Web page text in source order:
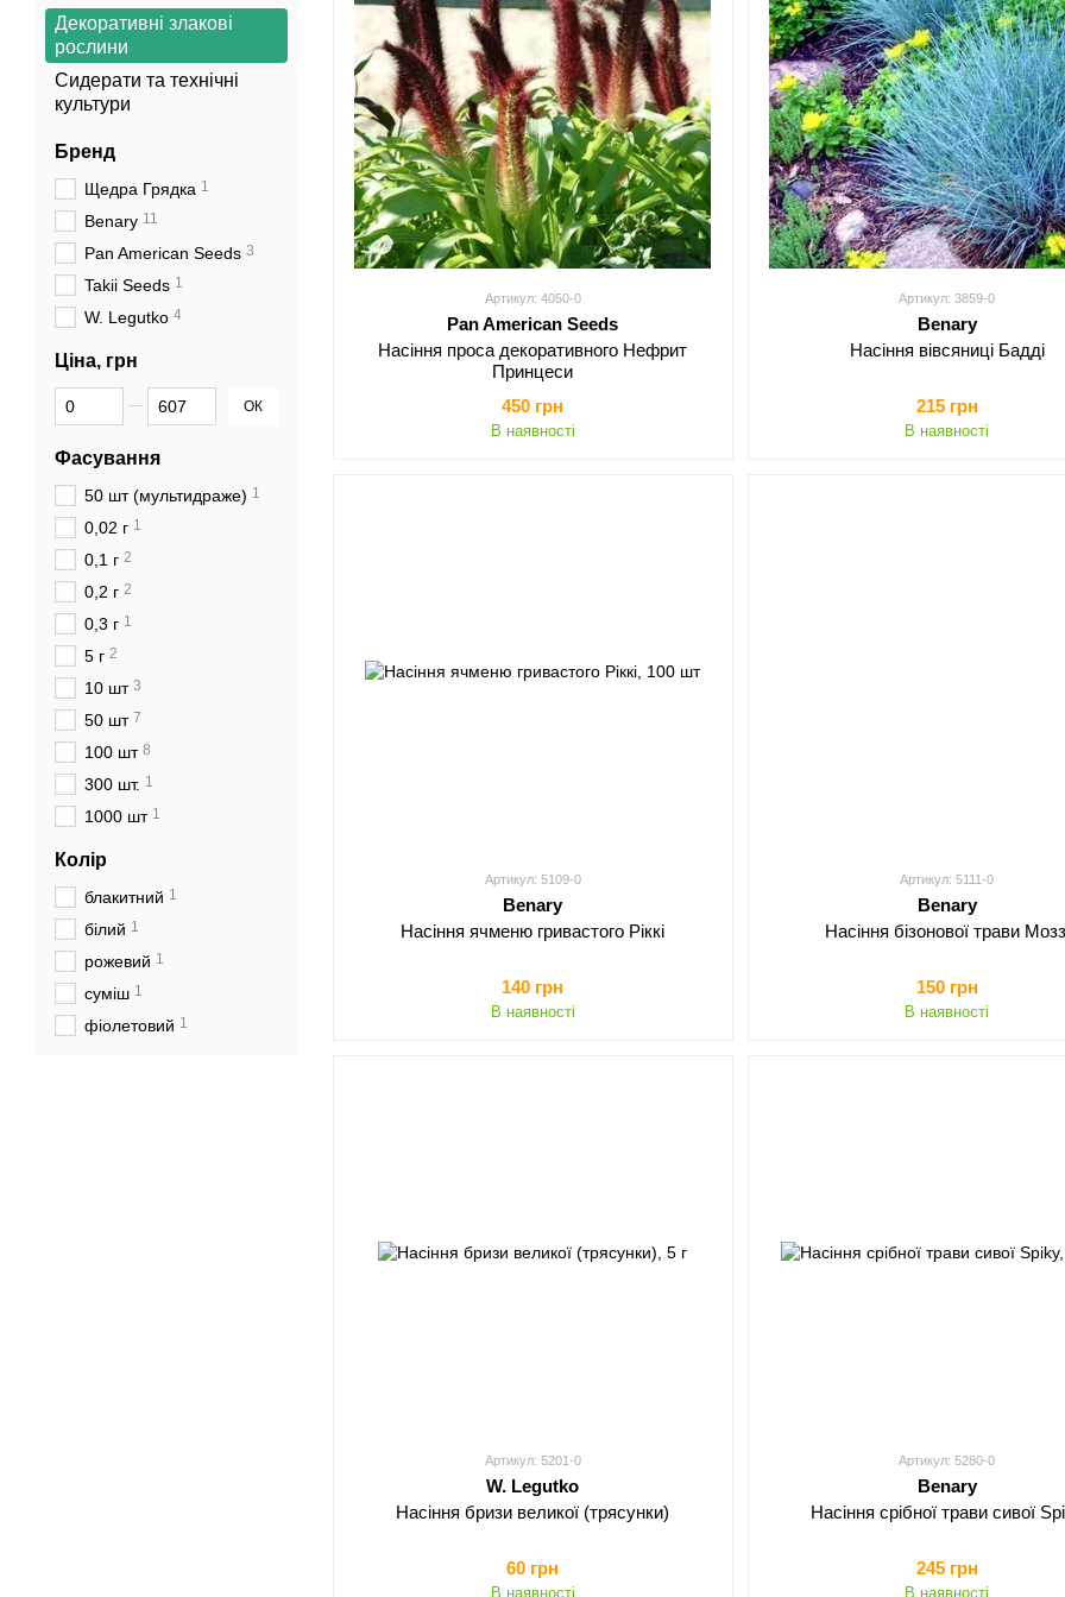
Артикул: 4050-0
Pan American Seeds
Насіння проса декоративного Нефрит
Принцеси
450 грн
В наявності
Артикул: 3859-0
Benary
Насіння вівсяниці Бадді
215 грн
В наявності
Артикул: 5109-0
Benary
Насіння ячменю гривастого Ріккі
140 грн
В наявності
Артикул: 5111-0
Benary
Насіння бізонової трави
150 грн
В наявності
Артикул: 5201-0
W. Legutko
Насіння бризи великої (трясунки)
60 грн
В наявності
Артикул: 5280-0
Benary
Насіння срібної трави сивої
245 грн
В наявності
Декоративні злакові
рослини
Сидерати та технічні
культури
Бренд
Щедра Грядка 1
Benary 11
Pan American Seeds 3
Takii Seeds 1
W. Legutko 4
Ціна, грн
Від Ціна, грн
До Ціна, грн ОК
Фасування
50 шт (мультидраже) 1
0,02 г 1
0,1 г 2
0,2 г 2
0,3 г 1
5 г 2
10 шт 3
50 шт 7
100 шт 8
300 шт. 1
1000 шт 1
Колір
блакитний 1
білий 1
рожевий 1
суміш 1
фіолетовий 1